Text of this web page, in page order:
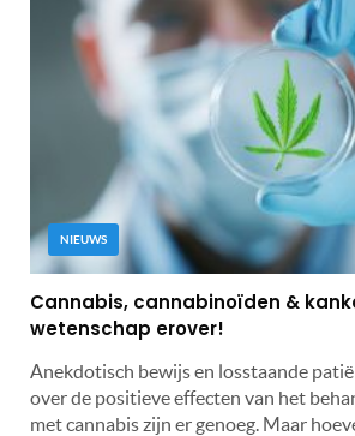
NIEUWS
Cannabis, cannabinoïden &
wetenschap erover!
Anekdotisch bewijs en losstaande
over de positieve effecten van het
met cannabis zijn er genoeg. Maar